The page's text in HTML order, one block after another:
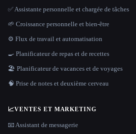
✅ Assistante personnelle et chargée de tâches
🌱 Croissance personnelle et bien-être
⚙️ Flux de travail et automatisation
🍳 Planificateur de repas et de recettes
🏖 Planificateur de vacances et de voyages
🧠 Prise de notes et deuxième cerveau
📈VENTES ET MARKETING
📧 Assistant de messagerie